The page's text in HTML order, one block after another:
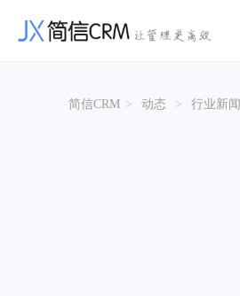
简信CRM > 动态 > 行业新闻